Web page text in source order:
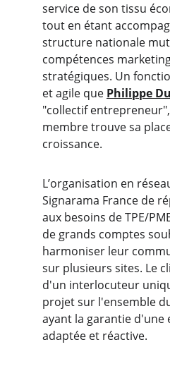
service de son tissu
tout en étant
structure nationale
compétences
stratégiques. Un
et agile que Philippe
"collectif
membre trouve sa
croissance.
L’organisation en
Signarama France de
aux besoins de TPE/
de grands comptes
harmoniser leur
sur plusieurs sites. Le
d'un interlocuteur
projet sur l'ensemble
ayant la garantie d'une
adaptée et réactive.